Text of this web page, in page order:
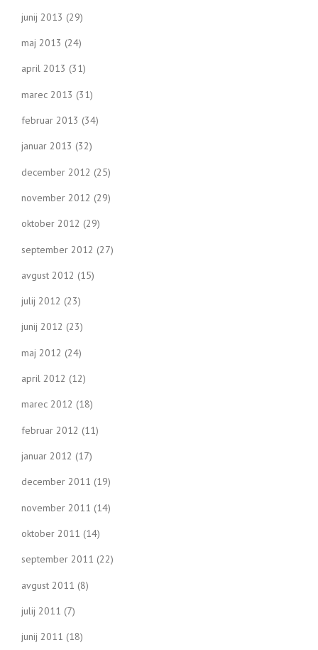
junij 2013 (29)
maj 2013 (24)
april 2013 (31)
marec 2013 (31)
februar 2013 (34)
januar 2013 (32)
december 2012 (25)
november 2012 (29)
oktober 2012 (29)
september 2012 (27)
avgust 2012 (15)
julij 2012 (23)
junij 2012 (23)
maj 2012 (24)
april 2012 (12)
marec 2012 (18)
februar 2012 (11)
januar 2012 (17)
december 2011 (19)
november 2011 (14)
oktober 2011 (14)
september 2011 (22)
avgust 2011 (8)
julij 2011 (7)
junij 2011 (18)